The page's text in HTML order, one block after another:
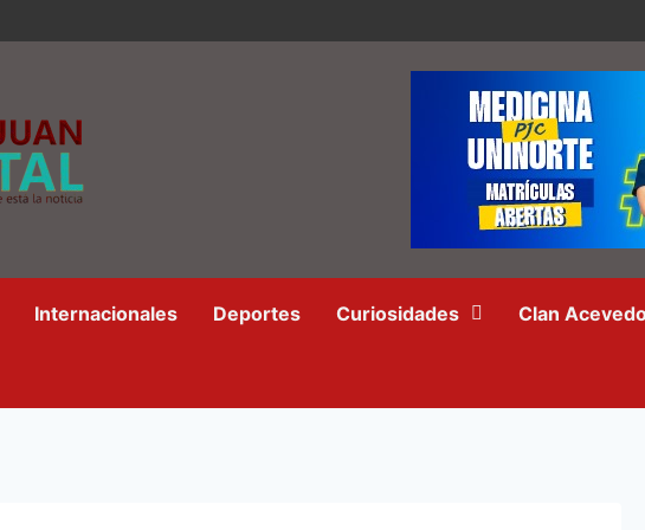
Internacionales Deportes Curiosidades Clan